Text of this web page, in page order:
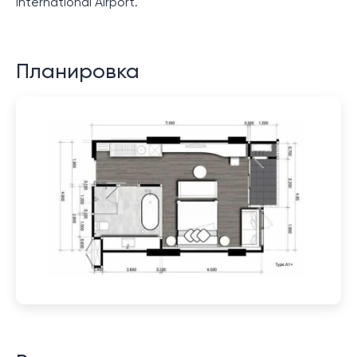
International Airport.
Планировка